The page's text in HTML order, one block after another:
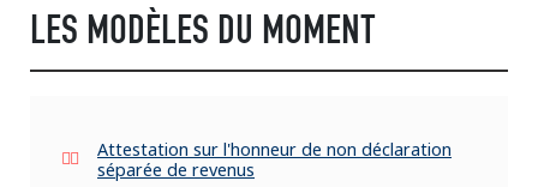
LES MODÈLES DU MOMENT
Attestation sur l'honneur de non déclaration
séparée de revenus